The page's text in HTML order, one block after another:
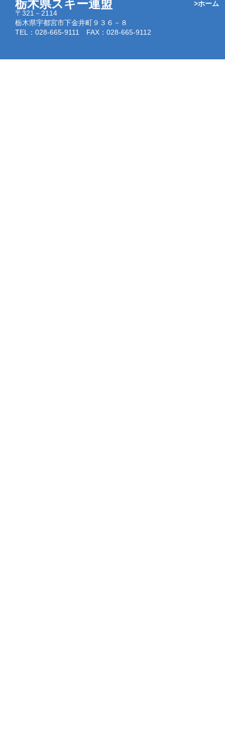
栃木県スキー連盟
〒321－2114
栃木県宇都宮市下金井町９３６－８
TEL：028-665-9111 FAX：028-665-9112
>ホーム